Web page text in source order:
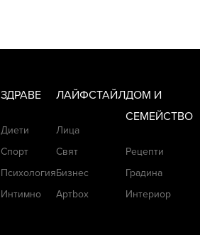
ЗДРАВЕ
Диети
Спорт
Психология
Интимно
ЛАЙФСТАЙЛ
Лица
Свят
Бизнес
Артbox
ДОМ И
СЕМЕЙСТВО
Рецепти
Градина
Интериор